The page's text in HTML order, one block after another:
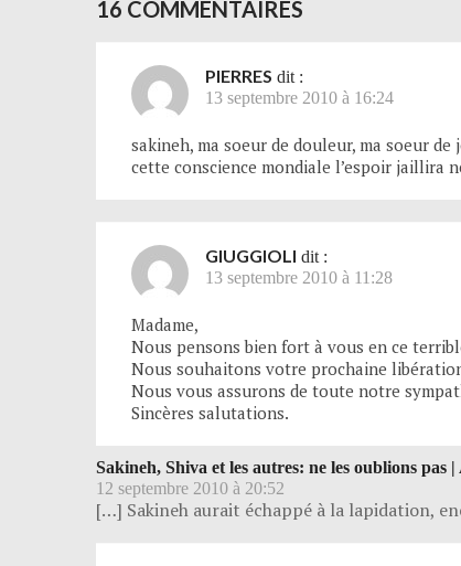
16 COMMENTAIRES
PIERRES dit :
13 septembre 2010 à 16:24
sakineh, ma soeur de douleur, ma soeur
cette conscience mondiale l’espoir jaillira
GIUGGIOLI dit :
13 septembre 2010 à 11:28
Madame,
Nous pensons bien fort à vous en ce
Nous souhaitons votre prochaine
Nous vous assurons de toute notre
Sincères salutations.
Sakineh, Shiva et les autres: ne les oublions pas
12 septembre 2010 à 20:52
[…] Sakineh aurait échappé à la lapidation,